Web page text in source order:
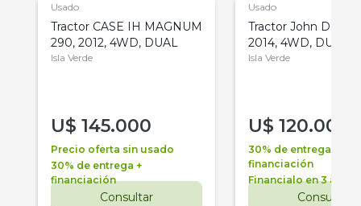
Usado
Tractor CASE IH MAGNUM
290, 2012, 4WD, DUAL
Isla Verde
U$ 145.000
Precio oferta sin usado
30% de entrega +
financiación
Consultar
Usado
Tractor John Deere
2014, 4WD, DUAL
Isla Verde
U$ 120.000
30% de entrega +
financiación
Financialo en 3 años
Consultar